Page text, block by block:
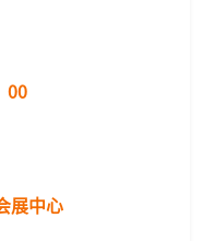
00
展中心